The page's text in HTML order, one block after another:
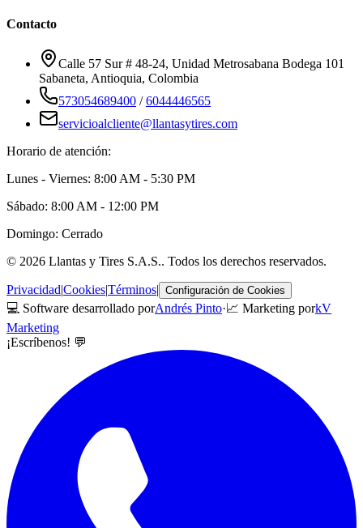
Contacto
Calle 57 Sur # 48-24, Unidad Metrosabana Bodega 101
Sabaneta, Antioquia, Colombia
573054689400 /6044446565
servicioalcliente@llantasytires.com
Horario de atención:
Lunes - Viernes: 8:00 AM - 5:30 PM
Sábado: 8:00 AM - 12:00 PM
Domingo: Cerrado
© 2026 Llantas y Tires S.A.S.. Todos los derechos reservados.
Privacidad|Cookies|Términos| Configuración de Cookies
💻 Software desarrollado porAndrés Pinto·📈 Marketing porkV
Marketing
¡Escríbenos! 💬